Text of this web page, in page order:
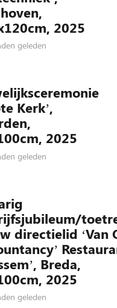
2025
geleden
Kerk’,
2025
geleden
directielid ‘Van
Breda,
2025
geleden